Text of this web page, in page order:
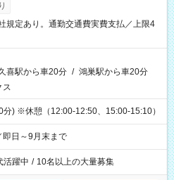
規定あり。通勤交通費実費支払／上限4
喜駅から車20分 / 鴻巣駅から車20分
ス
) ※休憩（12:00-12:50、15:00-15:10）
即日～9月末まで
活躍中 / 10名以上の大量募集